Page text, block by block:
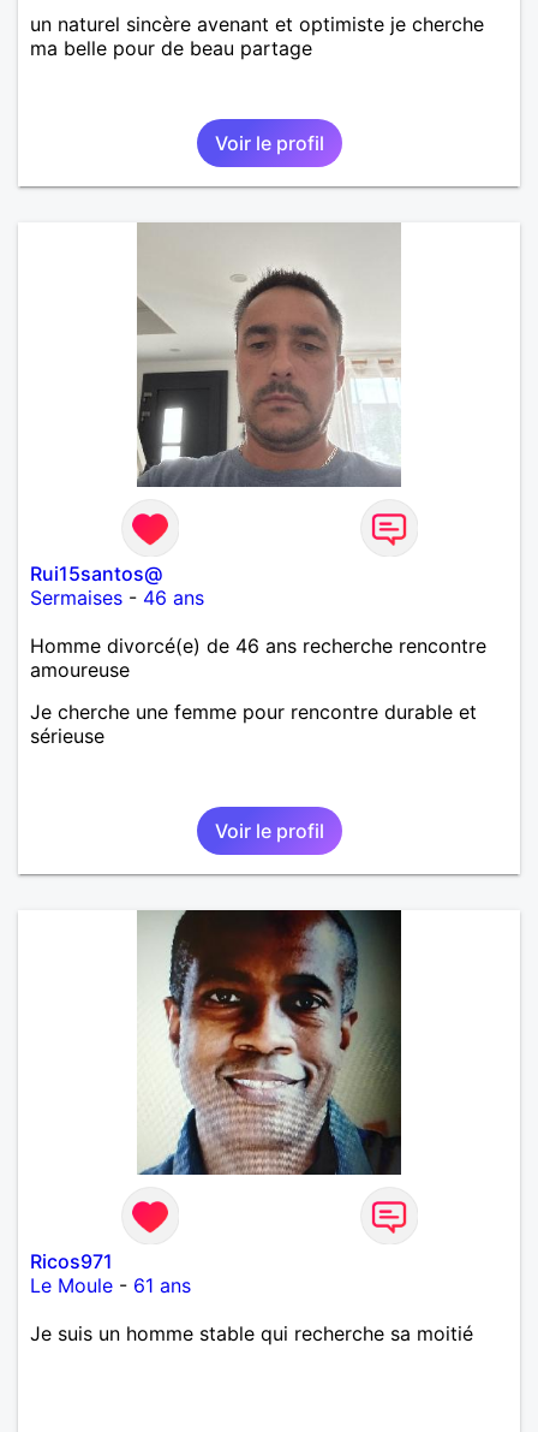
un naturel sincère avenant et optimiste je cherche
ma belle pour de beau partage
Voir le profil
Rui15santos@
Sermaises - 46 ans
Homme divorcé(e) de 46 ans recherche rencontre
amoureuse
Je cherche une femme pour rencontre durable et
sérieuse
Voir le profil
Ricos971
Le Moule - 61 ans
Je suis un homme stable qui recherche sa moitié